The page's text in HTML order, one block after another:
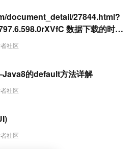
社区
document_detail/27844.html?
数据下载的时候
起的，这个发生的概率还挺高的。
社区
的default方法详解
社区